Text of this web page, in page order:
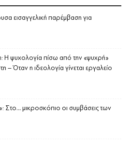
εισαγγελική παρέμβαση για
Η ψυχολογία πίσω από την «ψυχρή»
Όταν η ιδεολογία γίνεται εργαλείο
Στο… μικροσκόπιο οι συμβάσεις των